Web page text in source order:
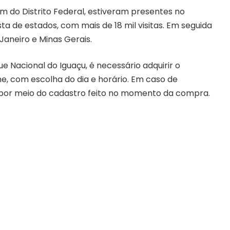
do Distrito Federal, estiveram presentes no
de estados, com mais de 18 mil visitas. Em seguida
e Minas Gerais.
Nacional do Iguaçu, é necessário adquirir o
com escolha do dia e horário. Em caso de
meio do cadastro feito no momento da compra.